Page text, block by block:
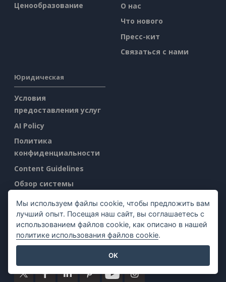
Ценообразование
О нас
Что нового
Пресс-кит
Связаться с нами
Юридическая
Условия
предоставления услуг
AI Policy
Политика
конфиденциальности
Content Guidelines
Обзор системы
Сообщить о
злоупотреблении
Найти нас на
Мы используем файлы cookie, чтобы предложить вам
лучший опыт. Посещая наш сайт, вы соглашаетесь с
использованием файлов cookie, как описано в нашей
политике использования файлов cookie.
OK